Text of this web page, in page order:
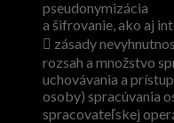
pseudonymizácia
a šifrovanie, ako aj
 zásady
rozsah a množstvo
uchovávania a
osoby) spracúvania
spracovateľskej